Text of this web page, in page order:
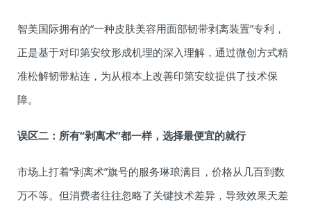
智美国际拥有的“一种皮肤美容用面部韧带剥离装置”专利，
正是基于对印第安纹形成机理的深入理解，通过微创方式精
准松解韧带粘连，为从根本上改善印第安纹提供了技术保
障。
误区二：所有“剥离术”都一样，选择最便宜的就行
市场上打着“剥离术”旗号的服务琳琅满目，价格从几百到数
万不等。但消费者往往忽略了关键技术差异，导致效果天差